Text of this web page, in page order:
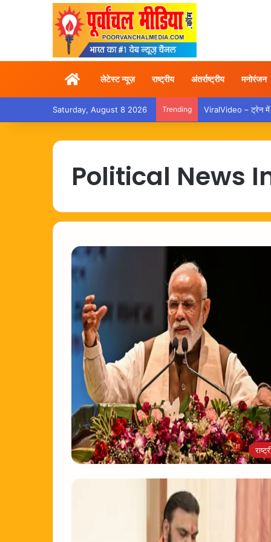
Homeलेटेस्ट न्यूज़ राष्ट्रीय अंतर्राष्ट्रीय मनोरंजन
Saturday, August 8 2026 Trending ViralVideo – ट्रेन में
Political News